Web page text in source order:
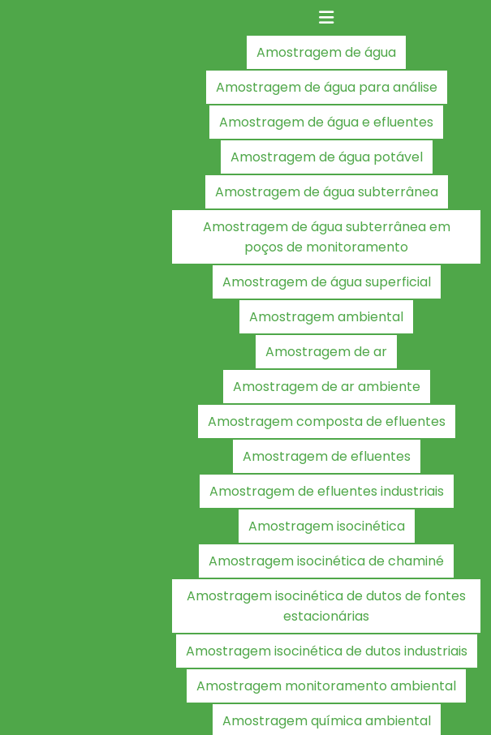
Amostragem de água
Amostragem de água para análise
Amostragem de água e efluentes
Amostragem de água potável
Amostragem de água subterrânea
Amostragem de água subterrânea em
poços de monitoramento
Amostragem de água superficial
Amostragem ambiental
Amostragem de ar
Amostragem de ar ambiente
Amostragem composta de efluentes
Amostragem de efluentes
Amostragem de efluentes industriais
Amostragem isocinética
Amostragem isocinética de chaminé
Amostragem isocinética de dutos de fontes
estacionárias
Amostragem isocinética de dutos industriais
Amostragem monitoramento ambiental
Amostragem química ambiental